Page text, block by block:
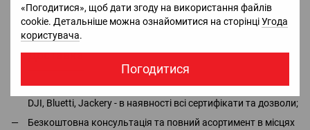
«Погодитися», щоб дати згоду на використання файлів
cookie. Детальніше можна ознайомитися на сторінціУгода
користувача.
Погодитися
Так само на рюкзаку є зовнішні кишені на 4 гоночних дрона,
ноутбук та інші дрібні пристрої.
Доставка Оплата Гарантія Повернення
Офіціальний імпортер та дистрибьютор в Україні брендів
DJI, Bluetti, Jackery - в наявності всі сертифікати та дозволи;
Безкоштовна консультація та повний асортимент в місцях